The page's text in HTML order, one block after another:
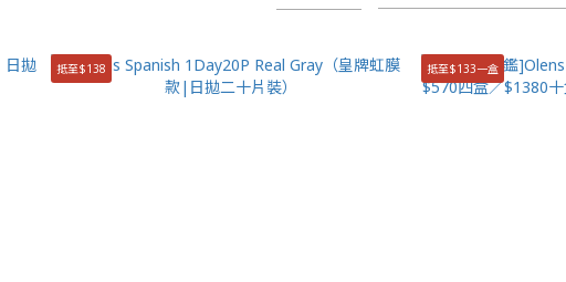
抵至$138 抵至$133一盒